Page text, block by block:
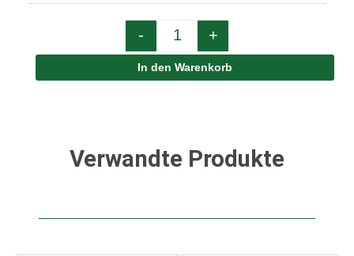
- +
In den Warenkorb
Verwandte Produkte